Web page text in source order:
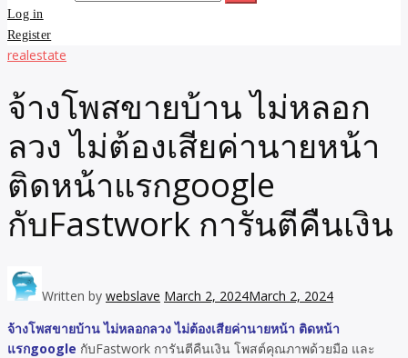
Log in
Register
realestate
จ้างโพสขายบ้าน ไม่หลอก
ลวง ไม่ต้องเสียค่านายหน้า
ติดหน้าแรกgoogle
กับFastwork การันตีคืนเงิน
Written by webslave March 2, 2024March 2, 2024
จ้างโพสขายบ้าน ไม่หลอกลวง ไม่ต้องเสียค่านายหน้า ติดหน้า
แรกgoogle กับFastwork การันตีคืนเงิน โพสต์คุณภาพด้วยมือ และ